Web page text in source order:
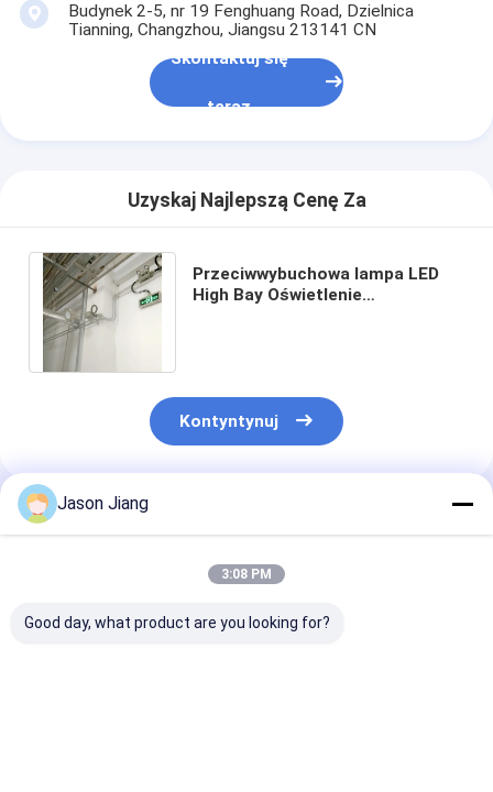
Budynek 2-5, nr 19 Fenghuang Road, Dzielnica
Tianning, Changzhou, Jiangsu 213141 CN
Skontaktuj się
teraz
Uzyskaj Najlepszą Cenę Za
Przeciwwybuchowa lampa LED
High Bay Oświetlenie
Kontyntynuj
Polecane Produkty
Jason Jiang
3:08 PM
Good day, what product are you looking for?